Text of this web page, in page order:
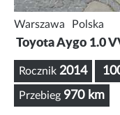
Warszawa Polska
Toyota Aygo 1.0
Rocznik 2014
Przebieg 970 km